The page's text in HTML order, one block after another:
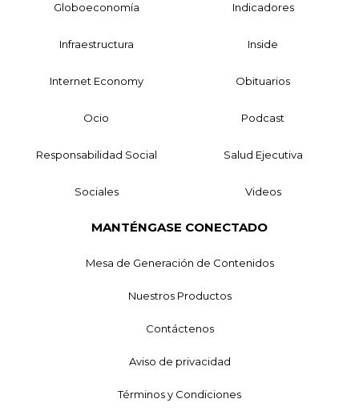
Globoeconomía Indicadores
Infraestructura Inside
Internet Economy Obituarios
Ocio Podcast
Responsabilidad Social Salud Ejecutiva
Sociales Videos
MANTÉNGASE CONECTADO
Mesa de Generación de Contenidos
Nuestros Productos
Contáctenos
Aviso de privacidad
Términos y Condiciones